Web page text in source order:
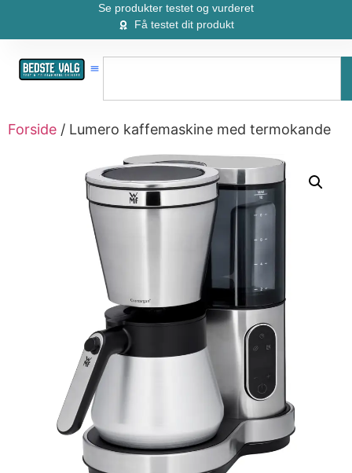
Se produkter testet og vurderet
Få testet dit produkt
Forside / Lumero kaffemaskine med termokande